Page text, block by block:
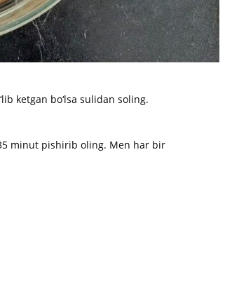
ketgan bo‘lsa sulidan soling.
minut pishirib oling. Men har bir